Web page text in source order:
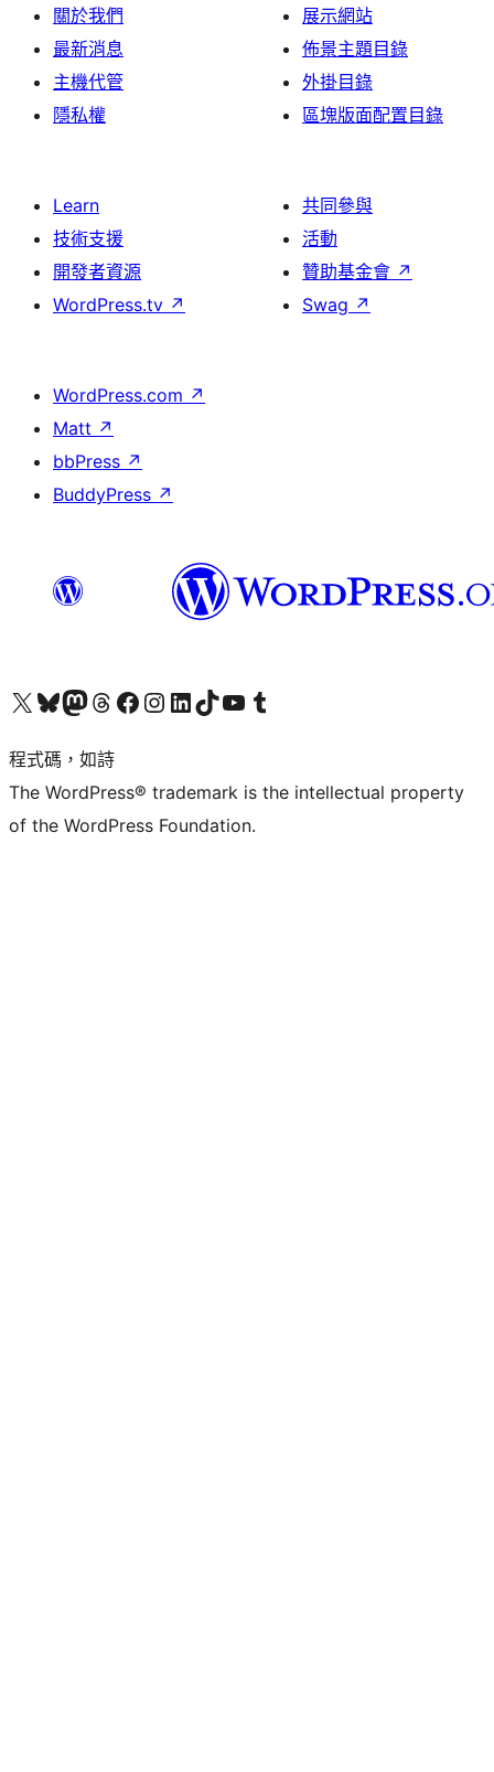
關於我們
最新消息
主機代管
隱私權
展示網站
佈景主題目錄
外掛目錄
區塊版面配置目錄
Learn
技術支援
開發者資源
WordPress.tv ↗
共同參與
活動
贊助基金會 ↗
Swag ↗
WordPress.com ↗
Matt ↗
bbPress ↗
BuddyPress ↗
查看我們的 X (之前的 Twitter) 帳號造訪我們的 Bluesky 帳號造訪我們的 Mastodon 帳號造訪我們的 Threads 帳號 造訪我們的 Facebook 粉絲專頁Visit our Instagram account
Visit our LinkedIn account
造訪我們的 TikTok 帳號Visit our YouTube channel
造訪我們的 Tumblr 帳號
程式碼，如詩
The WordPress® trademark is the intellectual property
of the WordPress Foundation.